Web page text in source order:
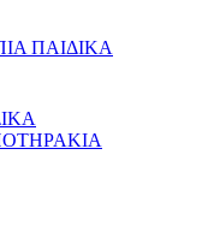
ΠΑΙΔΙΚΑ